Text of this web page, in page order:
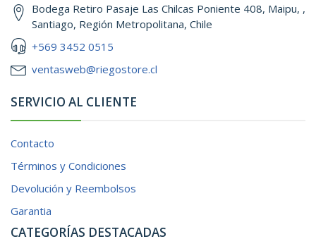
Bodega Retiro Pasaje Las Chilcas Poniente 408, Maipu, ,
Santiago, Región Metropolitana, Chile
+569 3452 0515
ventasweb@riegostore.cl
SERVICIO AL CLIENTE
Contacto
Términos y Condiciones
Devolución y Reembolsos
Garantia
CATEGORÍAS DESTACADAS